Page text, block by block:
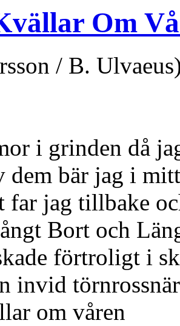
Om
/ B.
i grinden då
dem bär jag i
far jag tillbake
Bort och
förtroligt i
invid
om våren